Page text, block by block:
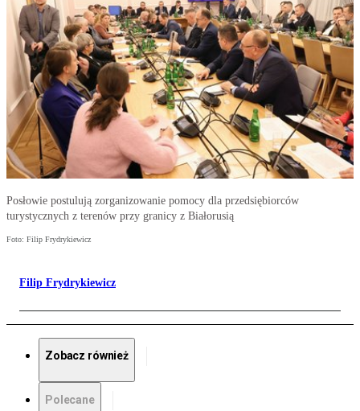
Posłowie postulują zorganizowanie pomocy dla przedsiębiorców
turystycznych z terenów przy granicy z Białorusią
Foto: Filip Frydrykiewicz
Filip Frydrykiewicz
Zobacz również
Polecane